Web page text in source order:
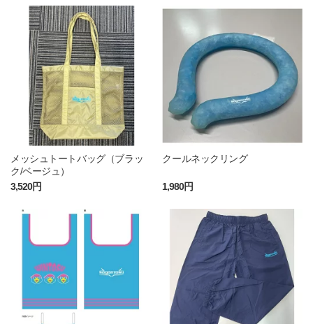
メッシュトートバッグ（ブラッ
ク/ベージュ）
3,520円
クールネックリング
1,980円